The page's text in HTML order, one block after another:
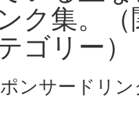
ンク集。
ゴリー）
ンサードリン